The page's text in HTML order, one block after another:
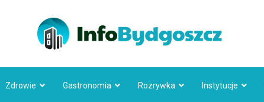
Zdrowie Gastronomia Rozrywka Instytucje